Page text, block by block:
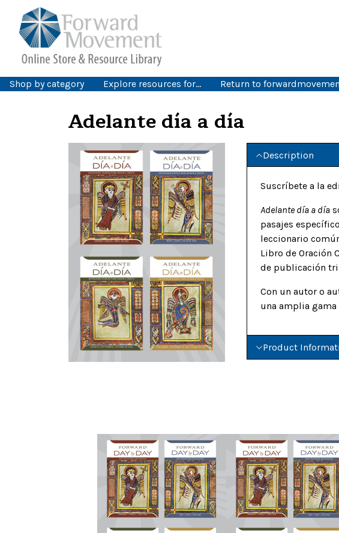
Shop by category Explore resources for… Return to
Adelante día a día
Description
Suscríbete a la
Adelante día a día
pasajes
leccionario
Libro de Oración
de publicación
Con un autor o
una amplia
Product
Previous